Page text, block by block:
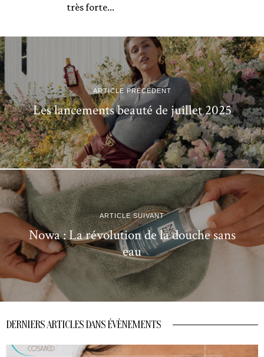
très forte...
ARTICLE PRÉCÉDENT
Les lancements beauté de juillet 2025
ARTICLE SUIVANT
Nowa : La révolution de la douche sans
eau
DERNIERS ARTICLES DANS ÉVÈNEMENTS